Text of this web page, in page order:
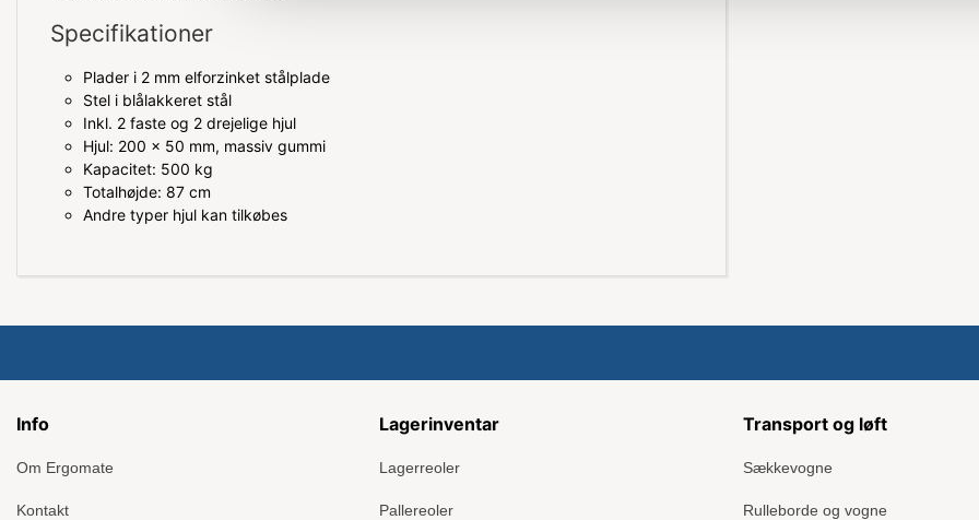
Specifikationer
Plader i 2 mm elforzinket stålplade
Stel i blålakkeret stål
Inkl. 2 faste og 2 drejelige hjul
Hjul: 200 x 50 mm, massiv gummi
Kapacitet: 500 kg
Totalhøjde: 87 cm
Andre typer hjul kan tilkøbes
Info
Om Ergomate
Kontakt
Lagerinventar
Lagerreoler
Pallereoler
Transport og løft
Sækkevogne
Rulleborde og vogne